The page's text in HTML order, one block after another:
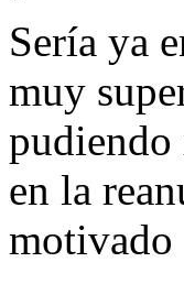
Sería ya
muy
pudiendo
en la
motivado